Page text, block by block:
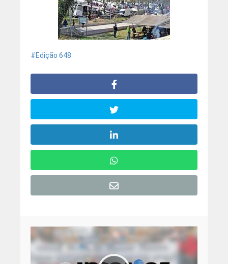
Edição 648